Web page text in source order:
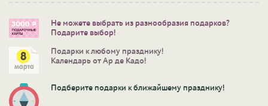
Не можете выбрать из разнообразия подарков?
Подарите выбор!
Подарки к любому празднику!
Календарь от Ар де Кадо!
Подберите подарки к ближайшему празднику!